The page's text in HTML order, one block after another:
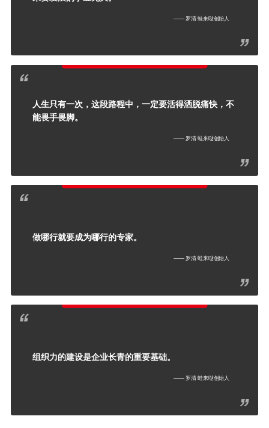
—— 罗清 蛙来哒创始人
人生只有一次，这段路程中，一定要活得洒脱痛快，不
能畏手畏脚。
—— 罗清 蛙来哒创始人
做哪行就要成为哪行的专家。
—— 罗清 蛙来哒创始人
组织力的建设是企业长青的重要基础。
—— 罗清 蛙来哒创始人